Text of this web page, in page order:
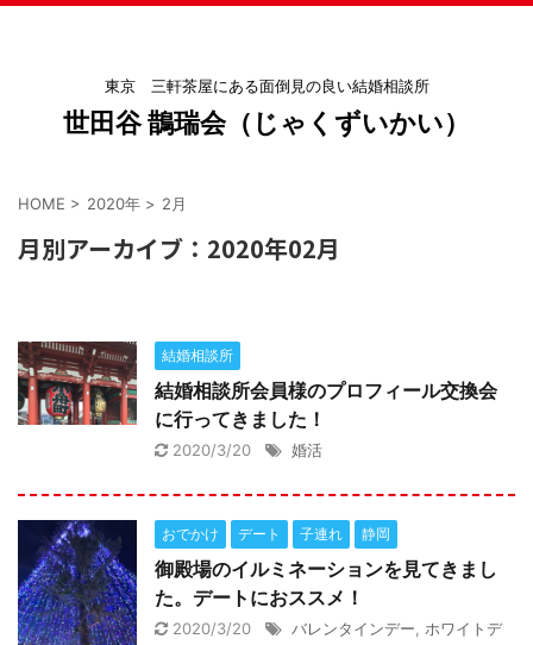
東京 三軒茶屋にある面倒見の良い結婚相談所
世田谷 鵲瑞会（じゃくずいかい）
HOME > 2020年 > 2月
月別アーカイブ：2020年02月
結婚相談所
結婚相談所会員様のプロフィール交換会
に行ってきました！
2020/3/20 婚活
おでかけ デート 子連れ 静岡
御殿場のイルミネーションを見てきまし
た。デートにおススメ！
2020/3/20 バレンタインデー
ホワイトデ